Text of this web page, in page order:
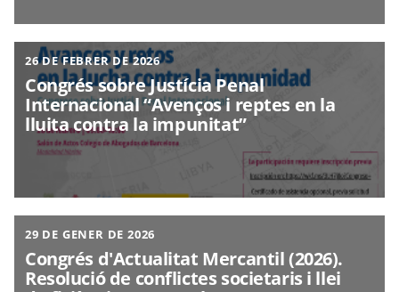
26 DE FEBRER DE 2026
Congrés sobre Justícia Penal
Internacional “Avenços i reptes en la
lluita contra la impunitat”
29 DE GENER DE 2026
Congrés d'Actualitat Mercantil (2026).
Resolució de conflictes societaris i llei